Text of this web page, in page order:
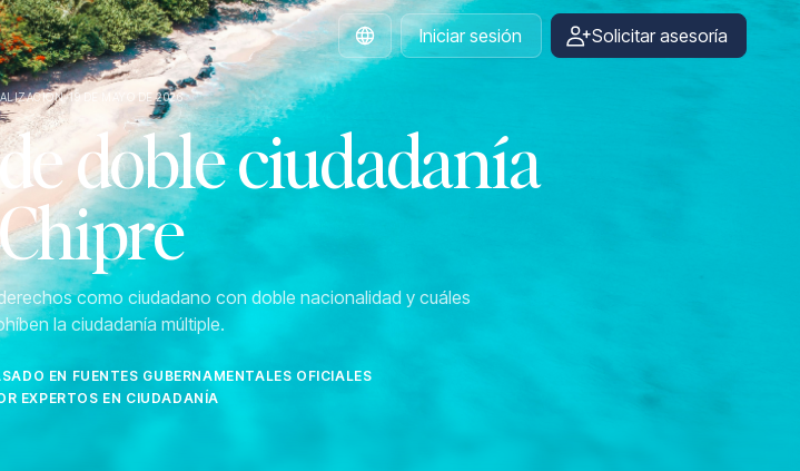
Spanish
Iniciar sesión Solicitar asesoría
19 DE MAYO DE 2026
doble ciudadanía
como ciudadano con doble nacionalidad y cuáles
la ciudadanía múltiple.
EN FUENTES GUBERNAMENTALES OFICIALES
EXPERTOS EN CIUDADANÍA